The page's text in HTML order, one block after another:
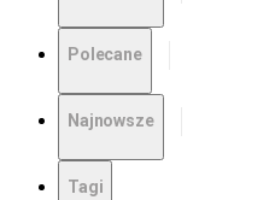
Polecane
Najnowsze
Tagi